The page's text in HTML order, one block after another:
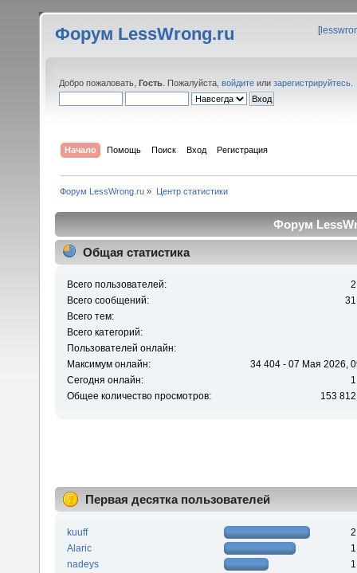
Форум LessWrong.ru [
Добро пожаловать, Гость . Пожалуйста, войдите или зарегистрируйтесь
Начало Помощь Поиск Вход Регистрация
Форум LessWrong.ru » Центр статистики
Форум
Общая статистика
Всего пользователей:
Всего сообщений:
Всего тем:
Всего категорий:
Пользователей онлайн:
Максимум онлайн:
34 404 - 07 Мая 2026,
Сегодня онлайн:
Общее количество просмотров:
153
Первая десятка пользователей
kuuff
Alaric
nadeys